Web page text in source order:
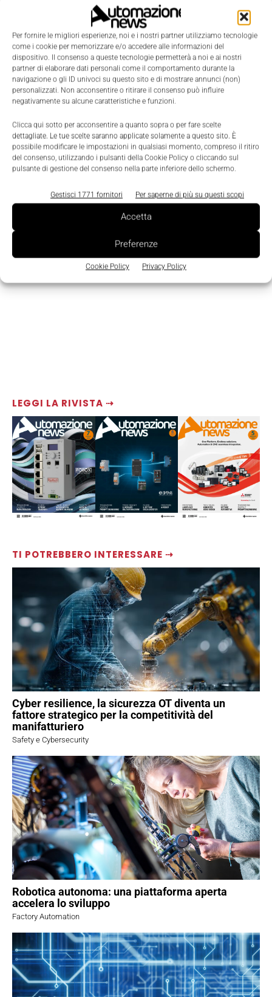
Per fornire le migliori esperienze, noi e i nostri partner utilizziamo tecnologie
come i cookie per memorizzare e/o accedere alle informazioni del
dispositivo. Il consenso a queste tecnologie permetterà a noi e ai nostri
partner di elaborare dati personali come il comportamento durante la
navigazione o gli ID univoci su questo sito e di mostrare annunci (non)
personalizzati. Non acconsentire o ritirare il consenso può influire
negativamente su alcune caratteristiche e funzioni.
Clicca qui sotto per acconsentire a quanto sopra o per fare scelte
dettagliate. Le tue scelte saranno applicate solamente a questo sito. È
possibile modificare le impostazioni in qualsiasi momento, compreso il ritiro
del consenso, utilizzando i pulsanti della Cookie Policy o cliccando sul
pulsante di gestione del consenso nella parte inferiore dello schermo.
Gestisci 1771 fornitori Per saperne di più su questi scopi
Accetta
Preferenze
Cookie Policy Privacy Policy
LEGGI LA RIVISTA ⇢
TI POTREBBERO INTERESSARE ⇢
Cyber resilience, la sicurezza OT diventa un
fattore strategico per la competitività del
manifatturiero
Safety e Cybersecurity
Robotica autonoma: una piattaforma aperta
accelera lo sviluppo
Factory Automation
"rappresenta la seconda manifattura del Paese
(dopo quella metalmeccanica)il cui fatturato
deriva per il 30% dall’export. Per questo il Governo
ha stanziato una somma mai investita prima, 50
milioni di euro, per adottare una strategia integrata
d’attacco e sfruttare al massimo tutte le opportunità
che derivano da un mercato, come quello
americano, che ha ancora molti margini di crescita".
TAGS Agroalimentare Hot Topic Made in Italy Muccino